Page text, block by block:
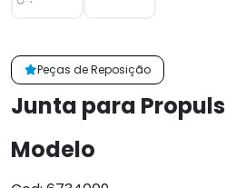
Peças de Reposição
Junta para
Modelo